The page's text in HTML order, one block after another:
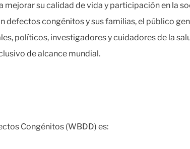
su calidad de vida y participación en la
defectos congénitos y sus familias, el público
políticos, investigadores y cuidadores de la
de alcance mundial.
Congénitos (WBDD) es: